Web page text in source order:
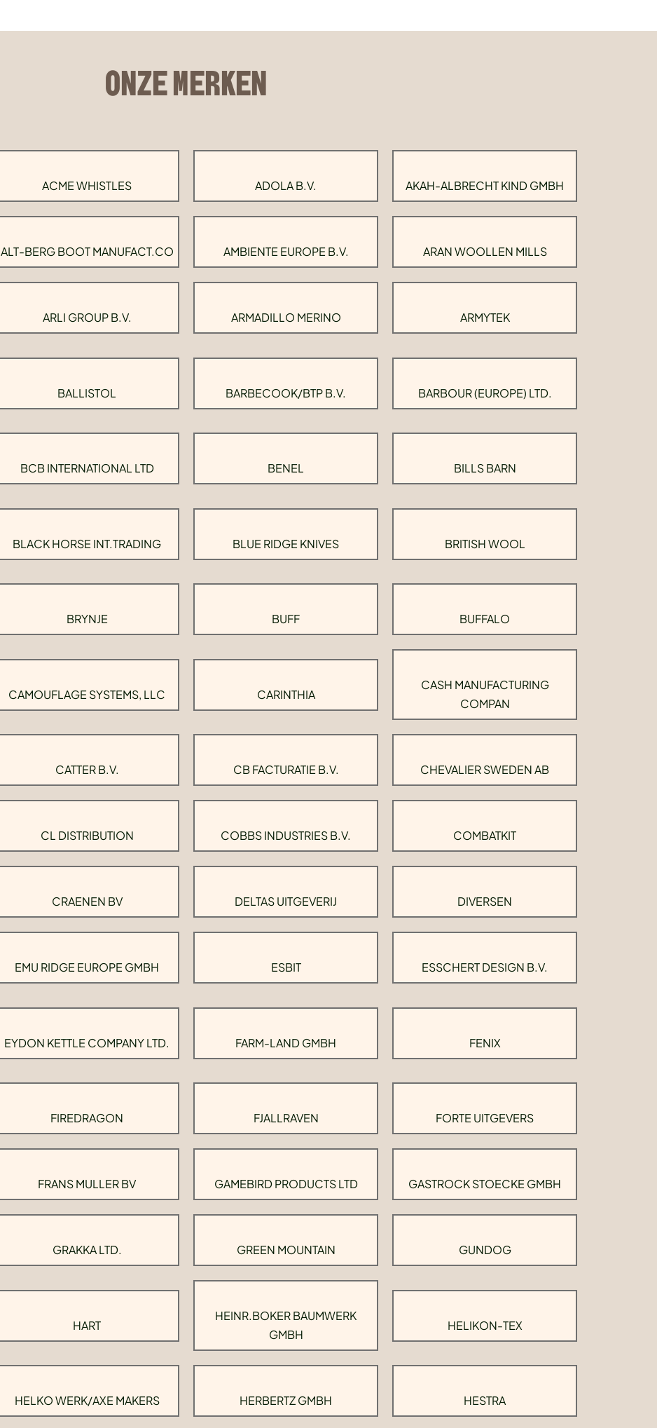
ONZE MERKEN
ACME WHISTLES ADOLA B.V. AKAH-ALBRECHT KIND GMBH
ALT-BERG BOOT MANUFACT.CO AMBIENTE EUROPE B.V. ARAN WOOLLEN MILLS
ARLI GROUP B.V. ARMADILLO MERINO ARMYTEK
BALLISTOL BARBECOOK/BTP B.V. BARBOUR (EUROPE) LTD.
BCB INTERNATIONAL LTD BENEL BILLS BARN
BLACK HORSE INT.TRADING BLUE RIDGE KNIVES BRITISH WOOL
BRYNJE BUFF BUFFALO
CAMOUFLAGE SYSTEMS, LLC CARINTHIA
CASH MANUFACTURING
COMPAN
CATTER B.V. CB FACTURATIE B.V. CHEVALIER SWEDEN AB
CL DISTRIBUTION COBBS INDUSTRIES B.V. COMBATKIT
CRAENEN BV DELTAS UITGEVERIJ DIVERSEN
EMU RIDGE EUROPE GMBH ESBIT ESSCHERT DESIGN B.V.
EYDON KETTLE COMPANY LTD. FARM-LAND GMBH FENIX
FIREDRAGON FJALLRAVEN FORTE UITGEVERS
FRANS MULLER BV GAMEBIRD PRODUCTS LTD GASTROCK STOECKE GMBH
GRAKKA LTD. GREEN MOUNTAIN GUNDOG
HART
HEINR.BOKER BAUMWERK
GMBH
HELIKON-TEX
HELKO WERK/AXE MAKERS HERBERTZ GMBH HESTRA